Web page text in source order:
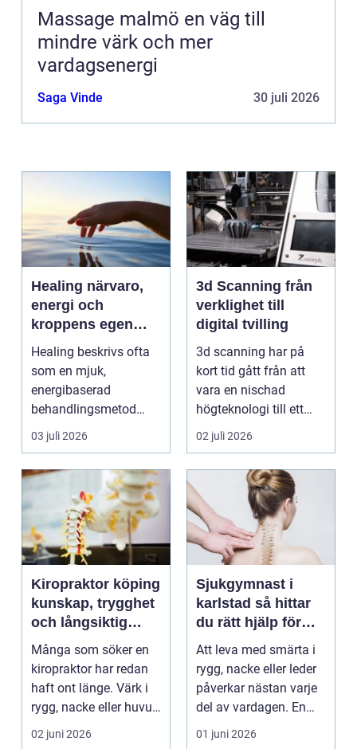
Massage malmö en väg till
mindre värk och mer
vardagsenergi
Saga Vinde 30 juli 2026
Healing närvaro,
energi och
kroppens egen
förmåga att läka
Healing beskrivs ofta
som en mjuk,
energibaserad
behandlingsmetod
som stödjer kroppens
egen läknings...
03 juli 2026
3d Scanning från
verklighet till
digital tvilling
3d scanning har på
kort tid gått från att
vara en nischad
högteknologi till ett
praktiskt verktyg fö...
02 juli 2026
Kiropraktor köping
kunskap, trygghet
och långsiktig
hjälp för ryggen
Många som söker en
kiropraktor har redan
haft ont länge. Värk i
rygg, nacke eller huvud
blir lätt en...
02 juni 2026
Sjukgymnast i
karlstad så hittar
du rätt hjälp för
smärta och besvär
Att leva med smärta i
rygg, nacke eller leder
påverkar nästan varje
del av vardagen. En
person som s...
01 juni 2026